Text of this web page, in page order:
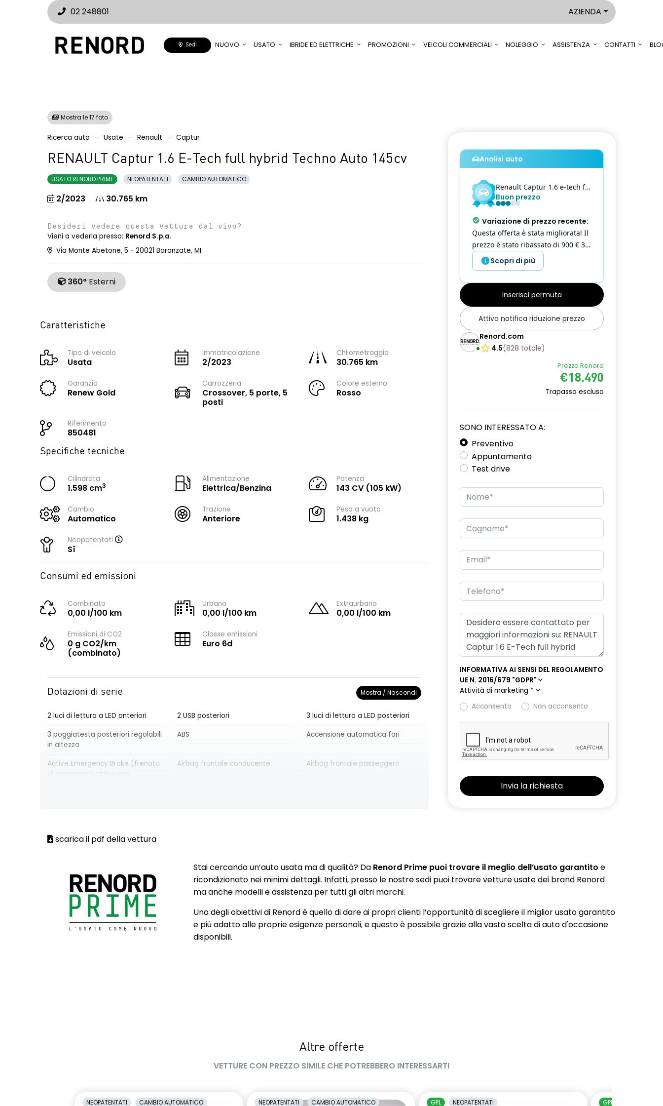
02 248801 AZIENDA
Sedi NUOVO USATO IBRIDE ED ELETTRICHE PROMOZIONI VEICOLI COMMERCIALI NOLEGGIO ASSISTENZA CONTATTI
Mostra le 17 foto
Ricerca auto Usate Renault Captur
RENAULT Captur 1.6 E-Tech full hybrid Techno Auto 145cv
USATO RENORD PRIME NEOPATENTATI CAMBIO AUTOMATICO
2/2023 30.765 km
Desideri vedere questa vettura dal vivo?
Vieni a vederla presso: Renord S.p.a.
Via Monte Abetone, 5 - 20021 Baranzate, MI
360° Esterni
Caratteristiche
Tipo di veicolo
Usata
Immatricolazione
2/2023
Chilometraggio
30.765 km
Garanzia
Renew Gold
Carrozzeria
Crossover, 5 porte, 5
posti
Colore esterno
Rosso
Riferimento
850481
Specifiche tecniche
Cilindrata
1.598 cm3
Alimentazione
Elettrica/Benzina
Potenza
143 CV (105 kW)
Cambio
Automatico
Trazione
Anteriore
Peso a vuoto
1.438 kg
Neopatentati
Sì
Consumi ed emissioni
Combinato
0,00 l/100 km
Urbano
0,00 l/100 km
Extraurbano
0,00 l/100 km
Emissioni di CO2
0 g CO2/km
(combinato)
Classe emissioni
Euro 6d
Dotazioni di serie Mostra / Nascondi
2 luci di lettura a LED anteriori 2 USB posteriori
3 luci di lettura a LED posteriori
3 poggiatesta posteriori regolabili
in altezza
ABS Accensione automatica fari
Active Emergency Brake (frenata
Airbag frontale conducente Airbag frontale passeggero
passeggero
emergenza
Assistenza alla partenza in salita
Attacchi ISOFIX posteriori più
Cerchi in lega da 17" Diamantati
Chiusura centralizzata
Cinture Di Sicurezza Anteriori
Regolabili In Altezza
Climatizzatore automatico
Fari Full LED anteriori
Fascia superiore plancia in
Freno di stazionamento elettrico
scarica il pdf della vettura
Analisi auto
Renault Captur 1.6 e-tech full hybrid techno 145cv auto
Buon prezzo
Quest'auto ha un prezzo in linea
con il valore di mercato
Scopri di più
Inserisci permuta
Attiva notifica riduzione prezzo
Renord.com
4.5(828 totale)
Prezzo Renord
€18.490
Trapasso escluso
SONO INTERESSATO A:
Preventivo
Appuntamento
Test drive
INFORMATIVA AI SENSI DEL REGOLAMENTO
UE N. 2016/679 "GDPR"
Attività di marketing *
Acconsento
Non acconsento
Stai cercando un’auto usata ma di qualità? DaRenord Prime puoi trovare il meglio dell’usato garantito e
ricondizionato nei minimi dettagli. Infatti, presso le nostre sedi puoi trovare vetture usate dei brand Renord
ma anche modelli e assistenza per tutti gli altri marchi.
Uno degli obiettivi di Renord è quello di dare ai propri clienti l’opportunità di scegliere il miglior usato garantito
e più adatto alle proprie esigenze personali, e questo è possibile grazie alla vasta scelta di auto d'occasione
disponibili.
Altre offerte
VETTURE CON PREZZO SIMILE CHE POTREBBERO INTERESSARTI
NEOPATENTATI CAMBIO AUTOMATICO NEOPATENTATI CAMBIO AUTOMATICO GPL NEOPATENTATI GPL